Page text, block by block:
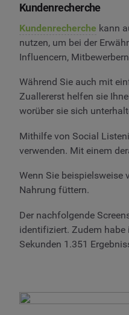
Kundenrecherche
Kundenrecherche kann
nutzen, um bei der
Influencern,
Während Sie auch mit
Zuallererst helfen sie
worüber sie sich
Mithilfe von Social
verwenden. Mit einem
Wenn Sie beispielsweise
Nahrung füttern.
Der nachfolgende
identifiziert. Zudem habe
Sekunden 1.351